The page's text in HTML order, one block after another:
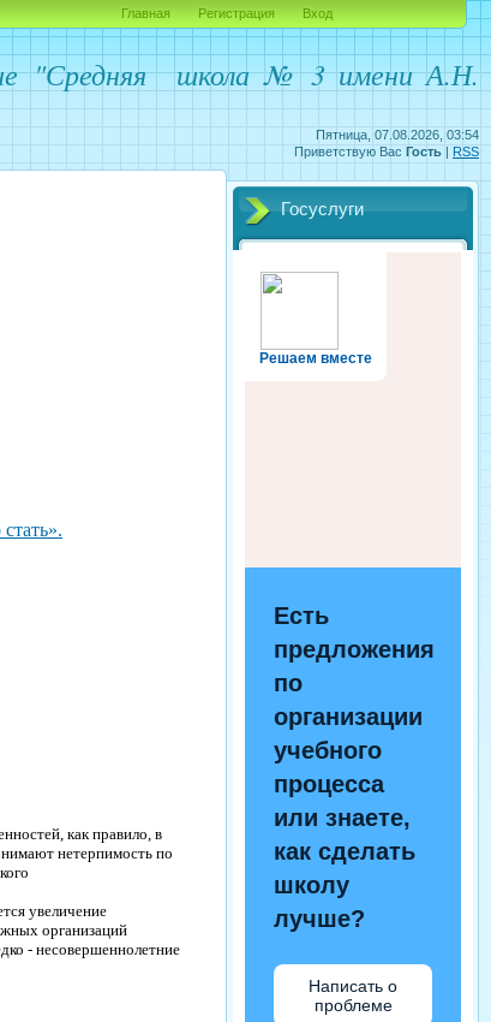
Пятница, 07.08.2026, 03:54
Приветствую Вас Гость | RSS
"Средняя школа № 3 имени А.Н.
Главная Регистрация Вход
как правило, в
нетерпимость по
увеличение
организаций
- несовершеннолетние
Госуслуги
Решаем вместе
Есть
предложения
по
организации
учебного
процесса
или знаете,
как сделать
школу
лучше?
Написать о
проблеме